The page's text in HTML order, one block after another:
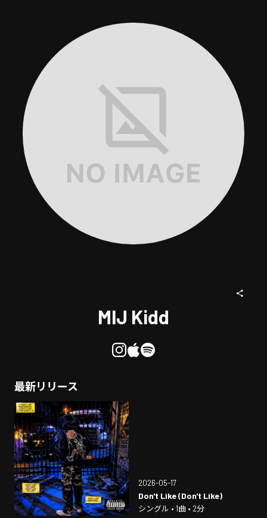
MIJ Kidd
最新リリース
2026-05-17
Don't Like (Don't Like)
シングル • 1曲 • 2分